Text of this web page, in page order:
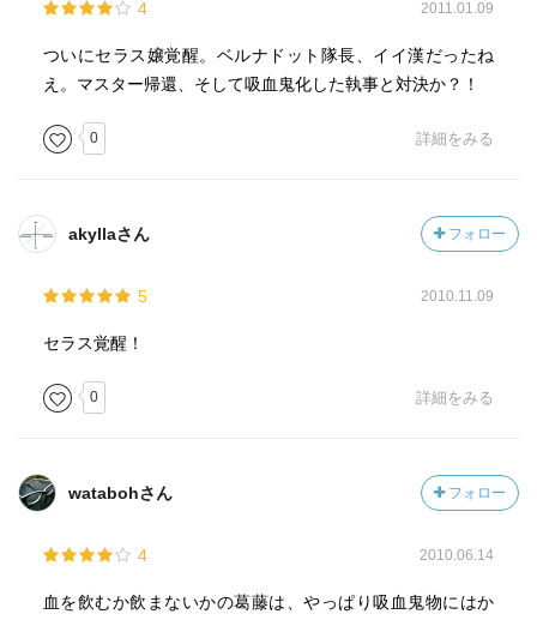
4 2011.01.09
ついにセラス嬢覚醒。ベルナドット隊長、イイ漢だったね
え。マスター帰還、そして吸血鬼化した執事と対決か？！
0 詳細をみる
akyllaさん フォロー
5 2010.11.09
セラス覚醒！
0 詳細をみる
watabohさん フォロー
4 2010.06.14
血を飲むか飲まないかの葛藤は、やっぱり吸血鬼物にはか